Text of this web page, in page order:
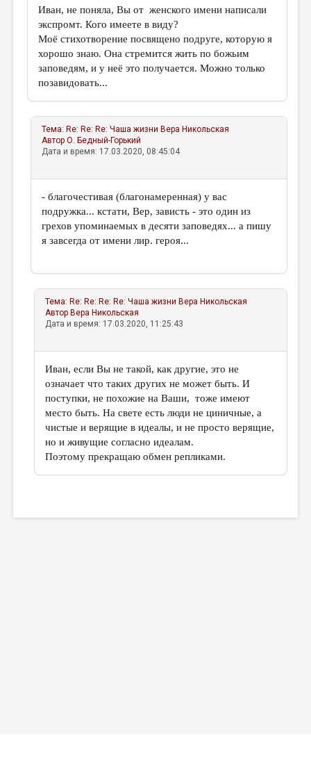
Иван, не поняла, Вы от женского имени написали
экспромт. Кого имеете в виду?
Моё стихотворение посвящено подруге, которую я
хорошо знаю. Она стремится жить по божьим
заповедям, и у неё это получается. Можно только
позавидовать...
Тема:Re: Re: Re: Чаша жизни Вера Никольская
АвторО. Бедный-Горький
Дата и время: 17.03.2020, 08:45:04
- благочестивая (благонамеренная) у вас
подружка... кстати, Вер, зависть - это один из
грехов упоминаемых в десяти заповедях... а пишу
я завсегда от имени лир. героя...
Тема:Re: Re: Re: Re: Чаша жизни Вера Никольская
АвторВера Никольская
Дата и время: 17.03.2020, 11:25:43
Иван, если Вы не такой, как другие, это не
означает что таких других не может быть. И
поступки, не похожие на Ваши, тоже имеют
место быть. На свете есть люди не циничные, а
чистые и верящие в идеалы, и не просто верящие,
но и живущие согласно идеалам.
Поэтому прекращаю обмен репликами.